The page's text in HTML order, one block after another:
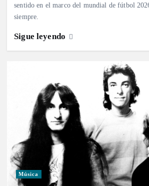
sentido en el marco del mundial de fútbol
siempre.
Sigue leyendo
Música